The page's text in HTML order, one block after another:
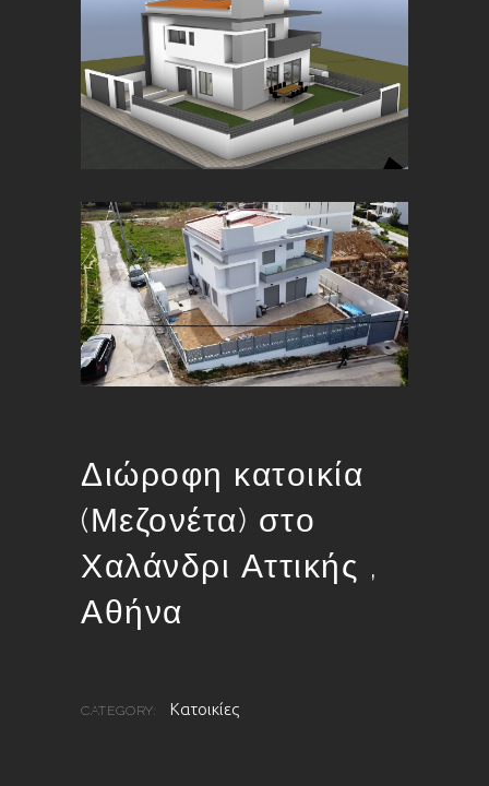
Διώροφη κατοικία
(Μεζονέτα) στο
Χαλάνδρι Αττικής ,
Αθήνα
CATEGORY: Κατοικίες